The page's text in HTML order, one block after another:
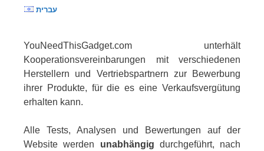
עברית
YouNeedThisGadget.com unterhält
Kooperationsvereinbarungen mit verschiedenen
Herstellern und Vertriebspartnern zur Bewerbung
ihrer Produkte, für die es eine Verkaufsvergütung
erhalten kann.
Alle Tests, Analysen und Bewertungen auf der
Website werden unabhängig durchgeführt, nach